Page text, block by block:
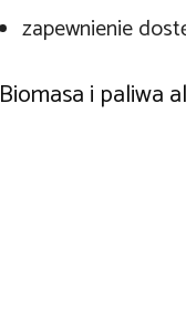
zapewnienie
Biomasa i paliwa